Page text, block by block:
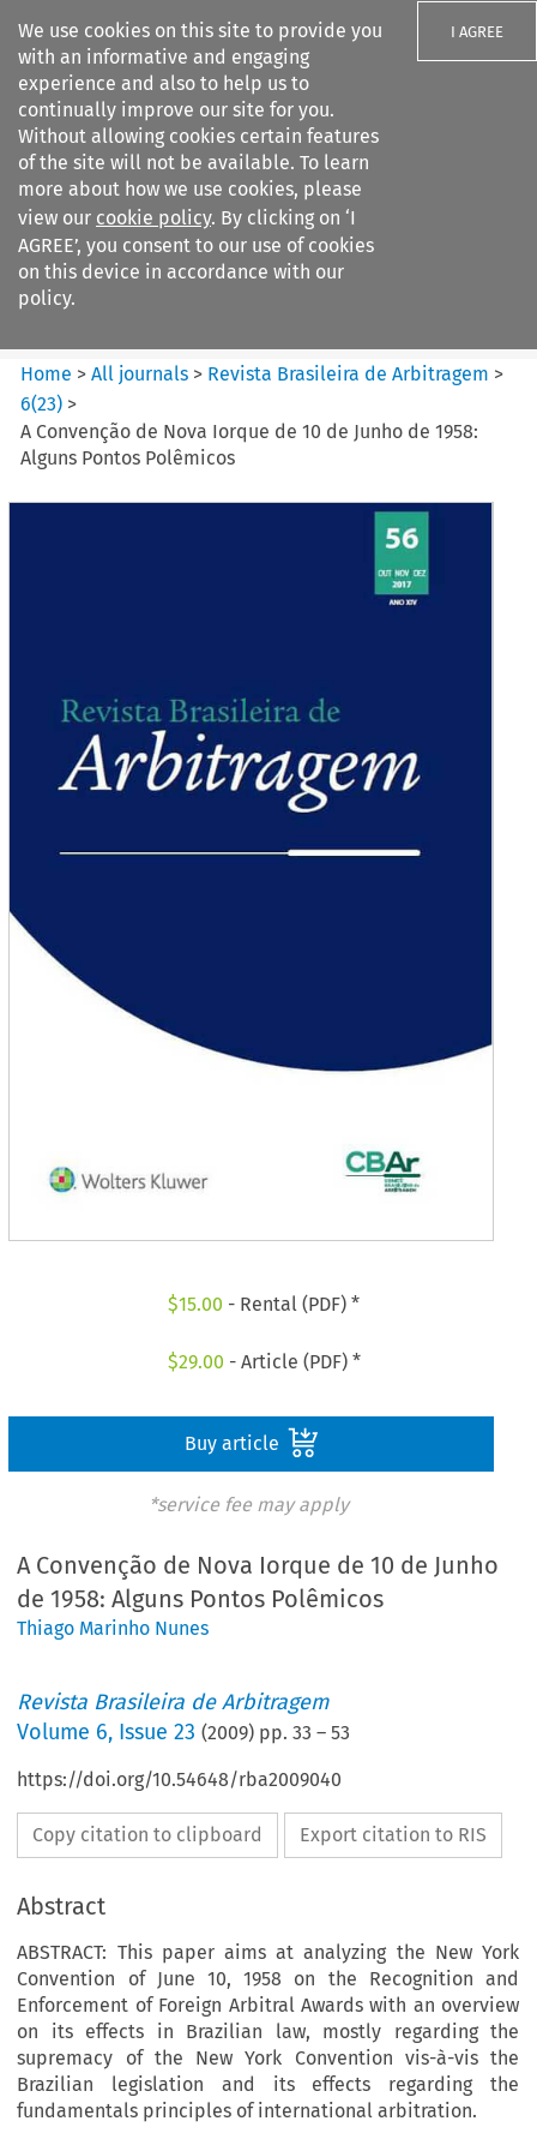
We use cookies on this site to provide you
with an informative and engaging
experience and also to help us to
continually improve our site for you.
Without allowing cookies certain features
of the site will not be available. To learn
more about how we use cookies, please
view our cookie policy. By clicking on ‘I
AGREE’, you consent to our use of cookies
on this device in accordance with our
policy.
I AGREE
Search filters
Revista Brasileira de
Arbitragem
Home >All journals > Revista Brasileira de Arbitragem >
6(23) >
A Convenção de Nova Iorque de 10 de Junho de 1958:
Alguns Pontos Polêmicos
$15.00 - Rental (PDF) *
$29.00 - Article (PDF) *
Buy article
*service fee may apply
A Convenção de Nova Iorque de 10 de Junho
de 1958: Alguns Pontos Polêmicos
Thiago Marinho Nunes
Revista Brasileira de Arbitragem
Volume 6, Issue 23 (2009) pp.33 –53
https://doi.org/10.54648/rba2009040
Copy citation to clipboard Export citation to RIS
Abstract
ABSTRACT: This paper aims at analyzing the New York
Convention of June 10, 1958 on the Recognition and
Enforcement of Foreign Arbitral Awards with an overview
on its effects in Brazilian law, mostly regarding the
supremacy of the New York Convention vis-à-vis the
Brazilian legislation and its effects regarding the
fundamentals principles of international arbitration.